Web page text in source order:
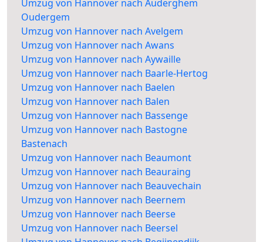
Umzug von Hannover nach Auderghem
Oudergem
Umzug von Hannover nach Avelgem
Umzug von Hannover nach Awans
Umzug von Hannover nach Aywaille
Umzug von Hannover nach Baarle-Hertog
Umzug von Hannover nach Baelen
Umzug von Hannover nach Balen
Umzug von Hannover nach Bassenge
Umzug von Hannover nach Bastogne
Bastenach
Umzug von Hannover nach Beaumont
Umzug von Hannover nach Beauraing
Umzug von Hannover nach Beauvechain
Umzug von Hannover nach Beernem
Umzug von Hannover nach Beerse
Umzug von Hannover nach Beersel